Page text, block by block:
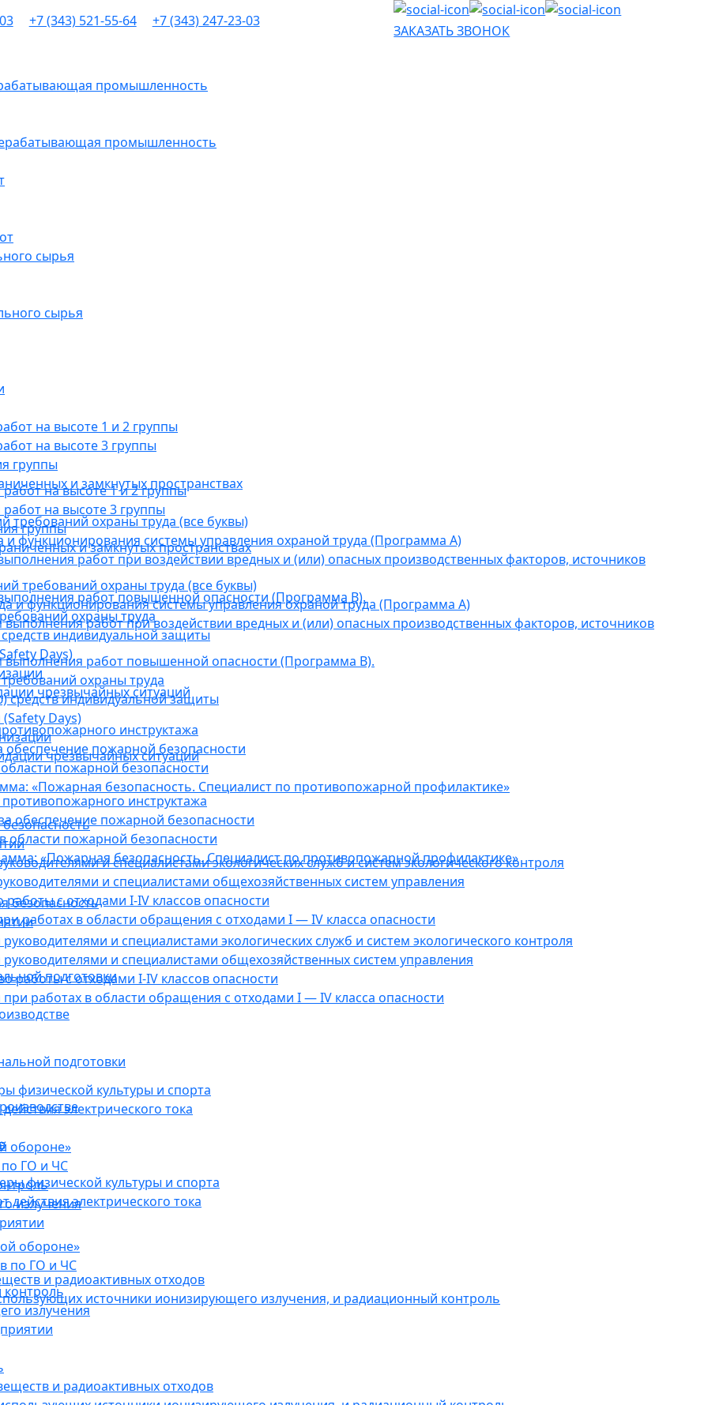
промышленность
сырья
на высоте 1 и 2 группы
на высоте 3 группы
группы
и замкнутых пространствах
требований охраны труда (все буквы)
функционирования системы управления охраной труда (Программа А)
работ при воздействии вредных и (или) опасных производственных факторов, источников
работ повышенной опасности (Программа В).
охраны труда
индивидуальной защиты
Days)
чрезвычайных ситуаций
инструктажа
пожарной безопасности
пожарной безопасности
«Пожарная безопасность. Специалист по противопожарной профилактике»
и специалистами экологических служб и систем экологического контроля
и специалистами общехозяйственных систем управления
с отходами I-IV классов опасности
работах в области обращения с отходами I — IV класса опасности
подготовки
физической культуры и спорта
электрического тока
обороне»
ГО и ЧС
излучения
и радиоактивных отходов
источники ионизирующего излучения, и радиационный контроль
+7 (343) 521-55-64 +7 (343) 247-23-03
ЗАКАЗАТЬ ЗВОНОК
промышленность
сырья
на высоте 1 и 2 группы
на высоте 3 группы
группы
и замкнутых пространствах
требований охраны труда (все буквы)
и функционирования системы управления охраной труда (Программа А)
работ при воздействии вредных и (или) опасных производственных факторов, источников
работ повышенной опасности (Программа В).
охраны труда
индивидуальной защиты
Days)
чрезвычайных ситуаций
инструктажа
обеспечение пожарной безопасности
пожарной безопасности
«Пожарная безопасность. Специалист по противопожарной профилактике»
безопасность
и специалистами экологических служб и систем экологического контроля
и специалистами общехозяйственных систем управления
работы с отходами I-IV классов опасности
работах в области обращения с отходами I — IV класса опасности
подготовки
физической культуры и спорта
электрического тока
обороне»
по ГО и ЧС
контроль
излучения
и радиоактивных отходов